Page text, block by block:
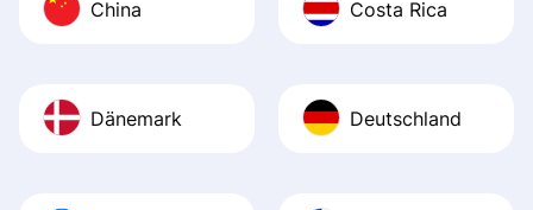
China Costa Rica
Dänemark Deutschland